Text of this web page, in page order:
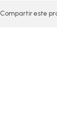
Compartir este